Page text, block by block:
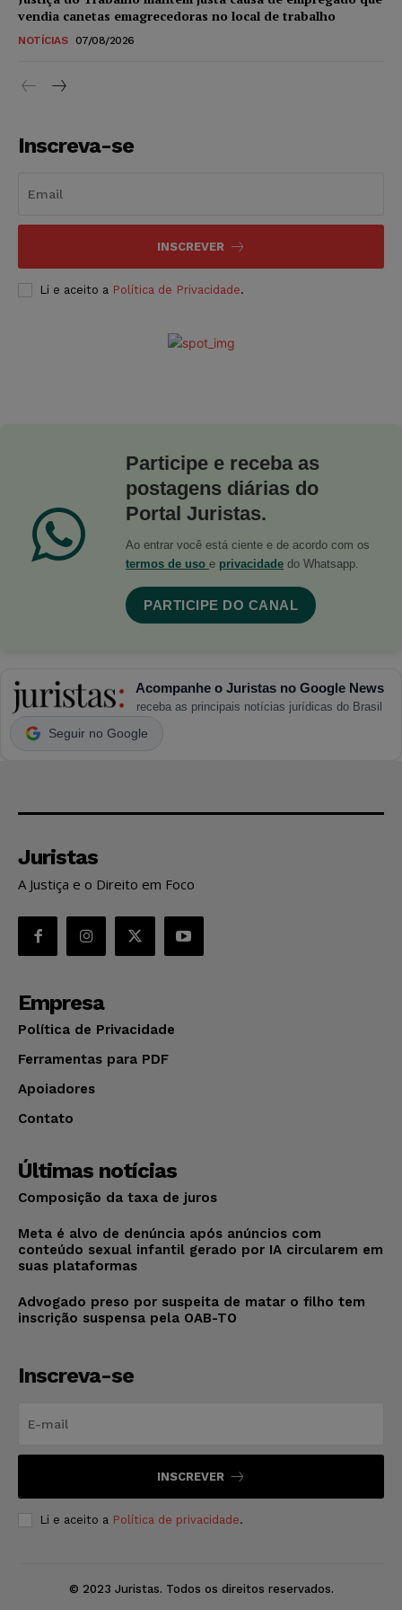
vendia canetas emagrecedoras no local de trabalho
NOTÍCIAS 07/08/2026
Inscreva-se
INSCREVER
Li e aceito a Política de Privacidade.
Participe e receba as
postagens diárias do
Portal Juristas.
Ao entrar você está ciente e de acordo com os
termos de uso e privacidade do Whatsapp.
PARTICIPE DO CANAL
Acompanhe o Juristas no Google News
receba as principais notícias jurídicas do Brasil
Seguir no Google
Juristas
A Justiça e o Direito em Foco
Empresa
Política de Privacidade
Ferramentas para PDF
Apoiadores
Contato
Últimas notícias
Composição da taxa de juros
Meta é alvo de denúncia após anúncios com
conteúdo sexual infantil gerado por IA circularem em
suas plataformas
Advogado preso por suspeita de matar o filho tem
inscrição suspensa pela OAB-TO
Inscreva-se
INSCREVER
Li e aceito a Política de privacidade.
© 2023 Juristas. Todos os direitos reservados.